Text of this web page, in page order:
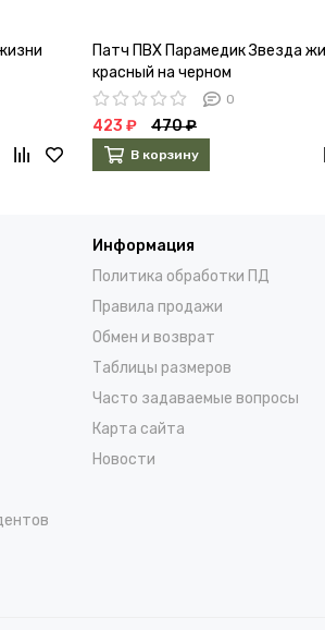
Патч ПВХ Парамедик Звезда
красный на черном
0
423 ₽ 470 ₽
В корзину
Информация
Политика обработки ПД
Правила продажи
Обмен и возврат
Таблицы размеров
Часто задаваемые вопросы
Карта сайта
Новости